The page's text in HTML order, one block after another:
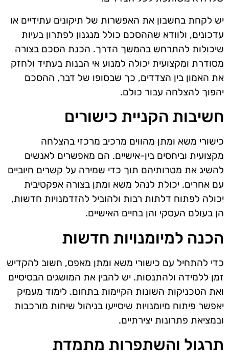
יש לקחת בחשבון את האפשרות של תיקונים עתידיים או
עדכונים, ולוודא שההסכם כולל מנגנון לפתרון בעיות
שיכולות להתרחש בהמשך הדרך. הכנת הסכם בצורה
מסודרת ומקצועית יכולה למנוע אי הבנות בעתיד ולחזק
את האמון בין הצדדים, כך שבסופו של דבר, ההסכם
יהפוך להצלחה עבור כולם.
חשיבות הקניית כישורים
כישורי משא ומתן מהווים מרכיב מרכזי בהצלחה
מקצועית וביחסים בין-אישיים. הם מאפשרים לאנשים
להשיג את מטרותיהם תוך כדי שמירה על קשרים חיוביים
עם אחרים. יכולת לנהל משא ומתן בצורה אפקטיבית
יכולה לפתוח דלתות רבות ולהוביל להזדמנויות חדשות,
הן בעולם העסקי והן בחיים האישיים.
הכנה למיומנויות חדשות
כדי להתחיל עם כישורי משא ומתן מאפס, חשוב להקדיש
זמן ללמידה ולהתנסות. יש להבין את המושגים הבסיסיים
ואת הטכניקות השונות הקיימות בתחום. לימוד מעמיק
יאפשר פיתוח מיומנויות שיסייעו בניהול שיחות מורכבות
ובמציאת פתרונות יצירתיים.
תרגול והשתפרות מתמדת